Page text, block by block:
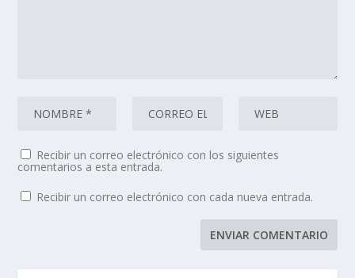
Recibir un correo electrónico con los siguientes
comentarios a esta entrada.
Recibir un correo electrónico con cada nueva entrada.